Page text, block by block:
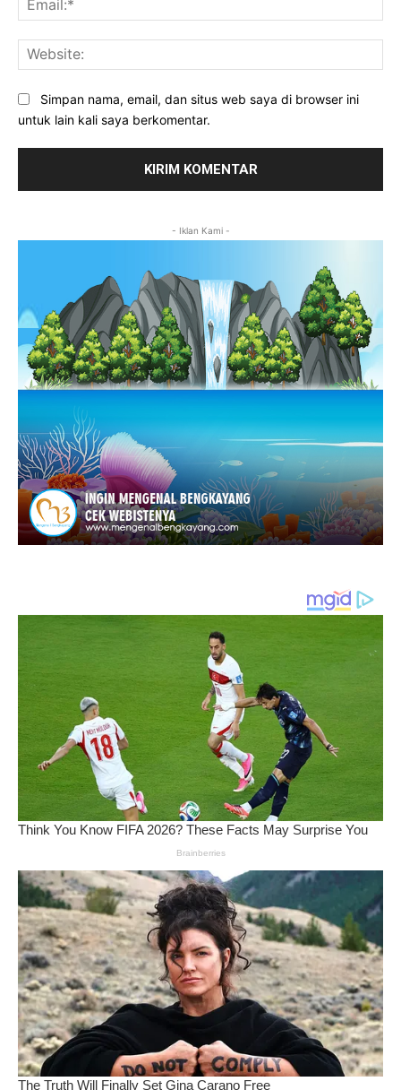
Simpan nama, email, dan situs web saya di browser ini
untuk lain kali saya berkomentar.
- Iklan Kami -